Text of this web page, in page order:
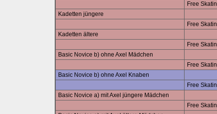
Free
Kadetten jüngere
Free
Kadetten ältere
Free
Basic Novice b) ohne Axel Mädchen
Free
Basic Novice b) ohne Axel Knaben
Free
Basic Novice a) mit Axel jüngere Mädchen
Free